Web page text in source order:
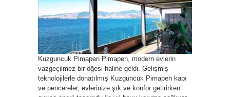
Kuzguncuk Pimapen Pimapen, modern evlerin
vazgeçilmez bir öğesi haline geldi. Gelişmiş
teknolojilerle donatılmış Kuzguncuk Pimapen kapı
ve pencereler, evlerinize şık ve konfor getirirken